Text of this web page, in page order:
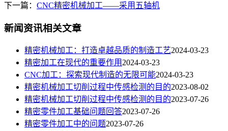
下一篇： CNC精密机械加工——采用五轴机
新闻资讯相关文章
​精密机械加工：打造卓越品质的制造工艺2024-03-23
精密加工在现代的重要作用 2024-03-23
CNC加工：探索现代制造的无限可能2024-03-23
精密机械加工切削过程中传感检测的目的2023-08-02
精密机械加工切削过程中传感检测的目的2023-07-26
精密零件加工基础问题回答2023-07-26
精密零件加工中的问题2023-07-26